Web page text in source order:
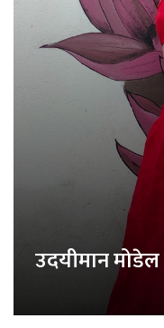
उदयीमान मोडेल